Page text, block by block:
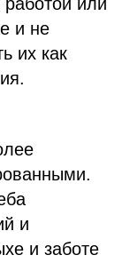
и не
их как
и
и заботе